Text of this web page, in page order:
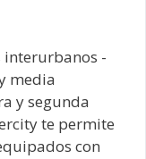
interurbanos -
media
y segunda
te permite
con